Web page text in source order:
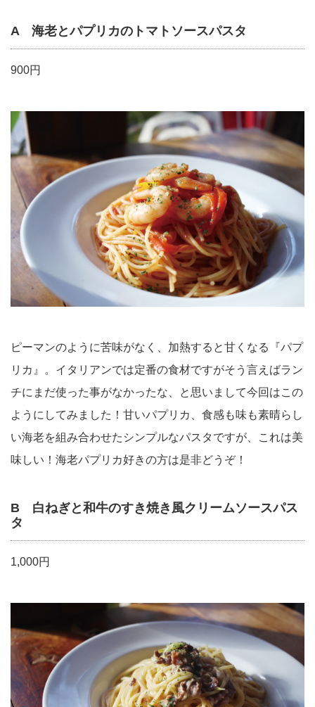
A 海老とパプリカのトマトソースパスタ
900円
ピーマンのように苦味がなく、加熱すると甘くなる『パプ
リカ』。イタリアンでは定番の食材ですがそう言えばラン
チにまだ使った事がなかったな、と思いまして今回はこの
ようにしてみました！甘いパプリカ、食感も味も素晴らし
い海老を組み合わせたシンプルなパスタですが、これは美
味しい！海老パプリカ好きの方は是非どうぞ！
B 白ねぎと和牛のすき焼き風クリームソースパス
タ
1,000円